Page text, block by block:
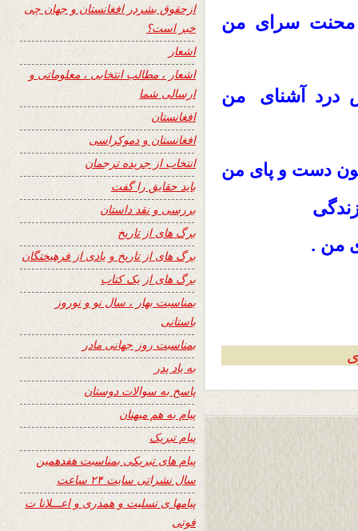
محنت سرای من
درد آشنای من
دست و پای من
من .
ازحقوق بشردر افغانستان و جهان چی
خبر است؟
اشعار
اشعار ، مطالب انتخابی ، معلوماتی و
ارسالی شما
افغانستان
افغانستان و دموکراسی
انتخاب از جریده ترجمان
باید حقایق را گفت
بررسی و نقد داستان
برگ های از تاریخ
برگ های از تاریخ و یادی از فرهیختگان
برگ های از یک کتاب
بمناسبت بهار ، سال نو و نوروز
باستانی
بمناسبت روز جهانی مادر
به یاد پدر
پاسخ به سوالات دوستان
پیام به هم میهنان
پیام تبریک
پیام های تبریکی بمناسبت هفدهمین
سال نشراتی سایت ۲۴ ساعت
پیامها ی تسلیت و همدری و اعـــلانا ت
فوتی